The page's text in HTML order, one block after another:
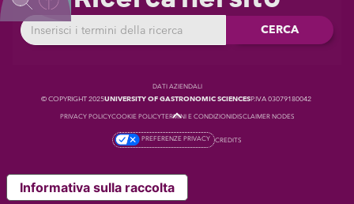
© COPYRIGHT 2025UNIVERSITY OF GASTRONOMIC SCIENCESP.IVA 03079180042
DATI AZIENDALI
PRIVACY POLICYCOOKIE POLICYTERMINI E CONDIZIONIDISCLAIMER NODES
PREFERENZE PRIVACY CREDITS
Informativa sulla raccolta